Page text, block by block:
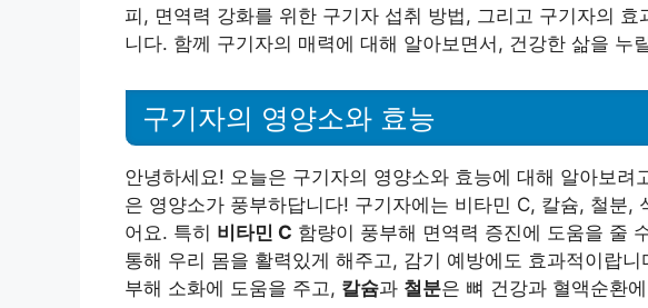
피, 면역력 강화를 위한 구기자 섭취 방법, 그리고 구기자의
니다. 함께 구기자의 매력에 대해 알아보면서, 건강한 삶을 누
구기자의 영양소와 효능
안녕하세요! 오늘은 구기자의 영양소와 효능에 대해 알아보려
은 영양소가 풍부하답니다! 구기자에는 비타민 C, 칼슘, 철분,
어요. 특히 비타민 C 함량이 풍부해 면역력 증진에 도움을 줄
통해 우리 몸을 활력있게 해주고, 감기 예방에도 효과적이랍
부해 소화에 도움을 주고, 칼슘과 철분은 뼈 건강과 혈액순환